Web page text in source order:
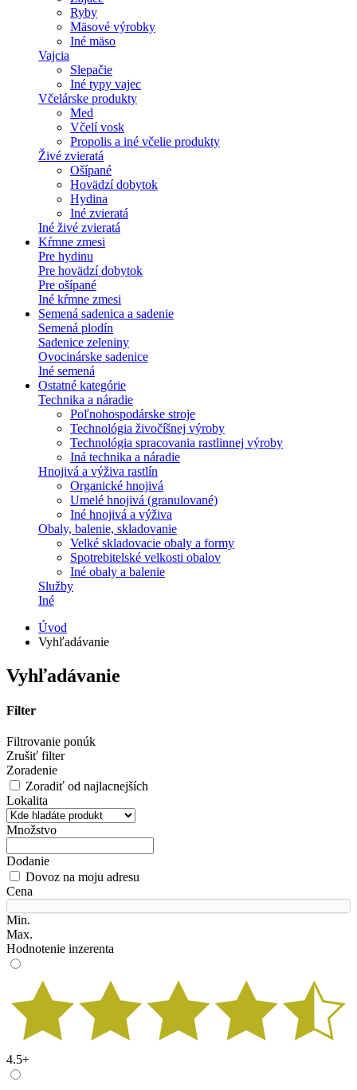
Ryby
Mäsové výrobky
Iné mäso
Vajcia
Slepačie
Iné typy vajec
Včelárske produkty
Med
Včelí vosk
Propolis a iné včelie produkty
Živé zvieratá
Ošípané
Hovädzí dobytok
Hydina
Iné zvieratá
Iné živé zvieratá
Kŕmne zmesi
Pre hydinu
Pre hovädzí dobytok
Pre ošípané
Iné kŕmne zmesi
Semená sadenica a sadenie
Semená plodín
Sadenice zeleniny
Ovocinárske sadenice
Iné semená
Ostatné kategórie
Technika a náradie
Poľnohospodárske stroje
Technológia živočíšnej výroby
Technológia spracovania rastlinnej výroby
Iná technika a náradie
Hnojivá a výživa rastlín
Organické hnojivá
Umelé hnojivá (granulované)
Iné hnojivá a výživa
Obaly, balenie, skladovanie
Velké skladovacie obaly a formy
Spotrebitelské velkosti obalov
Iné obaly a balenie
Služby
Iné
Úvod
Vyhľadávanie
Vyhľadávanie
Filter
Filtrovanie ponúk
Zrušiť filter
Zoradenie
Zoradiť od najlacnejších
Lokalita
Množstvo
Dodanie
Dovoz na moju adresu
Cena
Min.
Max.
Hodnotenie inzerenta
4.5+